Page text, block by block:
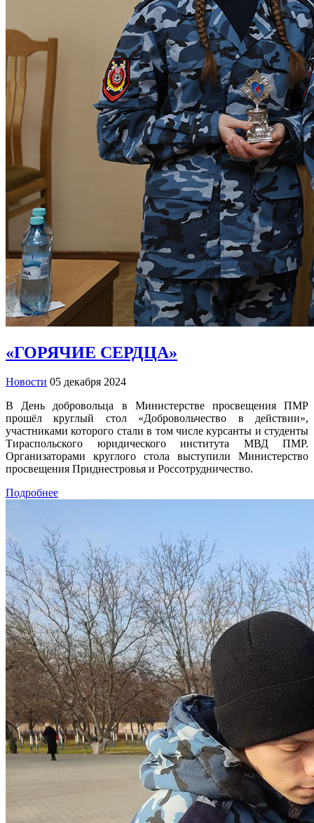
«ГОРЯЧИЕ СЕРДЦА»
Новости 05 декабря 2024
В День добровольца в Министерстве просвещения ПМР
прошёл круглый стол «Добровольчество в действии»,
участниками которого стали в том числе курсанты и студенты
Тираспольского юридического института МВД ПМР.
Организаторами круглого стола выступили Министерство
просвещения Приднестровья и Россотрудничество.
Подробнее